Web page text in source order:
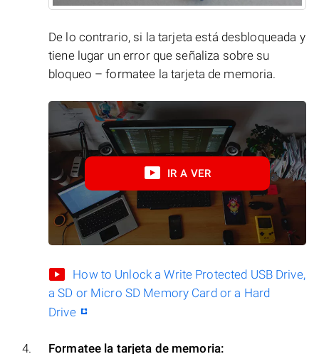
De lo contrario, si la tarjeta está desbloqueada y
tiene lugar un error que señaliza sobre su
bloqueo – formatee la tarjeta de memoria.
IR A VER
How to Unlock a Write Protected USB Drive,
a SD or Micro SD Memory Card or a Hard
Drive
Formatee la tarjeta de memoria: